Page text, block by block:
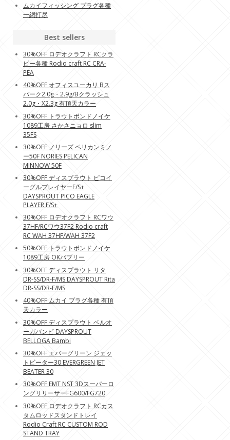
ムカイフィッシング プラグ各種
一網打尽
Best sellers
30%OFF ロデオクラフト RCクラ
ピー各種 Rodio craft RC CRA-
PEA
40%OFF オフィスユーカリ Bス
パーク2.0g・2.9g/Bクラッシュ
2.0g・X2.3g 有頂天カラー
30%OFF トラウトポンドノイケ
1089工房 さかさニョロ slim
35FS
30%OFF ノリーズ ペリカンミノ
ー50F NORIES PELICAN
MINNOW 50F
30%OFF ディスプラウト ピコイ
ーグルプレイヤーF/S+
DAYSPROUT PICO EAGLE
PLAYER F/S+
30%OFF ロデオクラフト RCワウ
37HF/RCワウ37F2 Rodio craft
RC WAH 37HF/WAH 37F2
50%OFF トラウトポンドノイケ
1089工房 OKバブリー
30%OFF ディスプラウト リタ
DR-SS/DR-F/MS DAYSPROUT Rita
DR-SS/DR-F/MS
40%OFF ムカイ プラグ各種 有頂
天カラー
30%OFF ディスプラウト ベルオ
ーガバンピ DAYSPROUT
BELLOGA Bambi
30%OFF エバーグリーン ジェッ
トビーター30 EVERGREEN JET
BEATER 30
30%OFF EMT NST 3Dスーパーロ
ングリリーサーFG600/FG720
30%OFF ロデオクラフト RCカス
タムロッドスタンドトレイ
Rodio Craft RC CUSTOM ROD
STAND TRAY